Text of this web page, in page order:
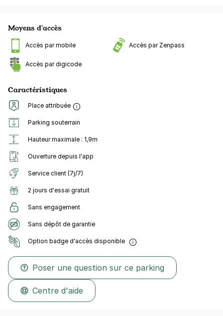
Moyens d'accès
Accès par mobile Accès par Zenpass
Accès par digicode
Caractéristiques
Place attribuée
Parking souterrain
Hauteur maximale : 1,9m
Ouverture depuis l'app
Service client (7j/7)
2 jours d'essai gratuit
Sans engagement
Sans dépôt de garantie
Option badge d'accès disponible
Poser une question sur ce parking
Centre d'aide